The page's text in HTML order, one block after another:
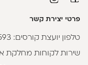
פרטי יצירת קשר
טלפון יועצת קורסים:
שירות לקוחות מחלקת